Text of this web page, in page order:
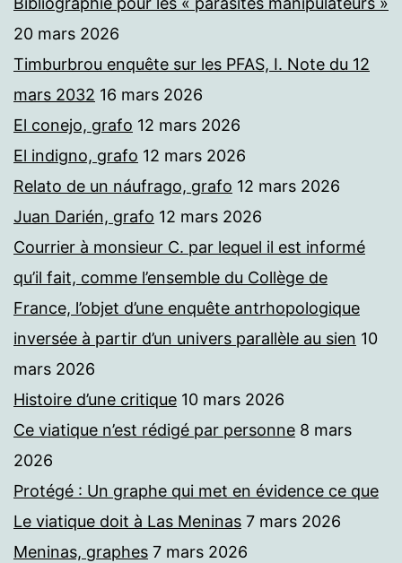
20 mars 2026
Timburbrou enquête sur les PFAS, I. Note du 12
mars 2032 16 mars 2026
El conejo, grafo 12 mars 2026
El indigno, grafo 12 mars 2026
Relato de un náufrago, grafo 12 mars 2026
Juan Darién, grafo 12 mars 2026
Courrier à monsieur C. par lequel il est informé
qu’il fait, comme l’ensemble du Collège de
France, l’objet d’une enquête antrhopologique
inversée à partir d’un univers parallèle au sien 10
mars 2026
Histoire d’une critique 10 mars 2026
Ce viatique n’est rédigé par personne 8 mars
2026
Protégé : Un graphe qui met en évidence ce que
Le viatique doit à Las Meninas 7 mars 2026
Meninas, graphes 7 mars 2026